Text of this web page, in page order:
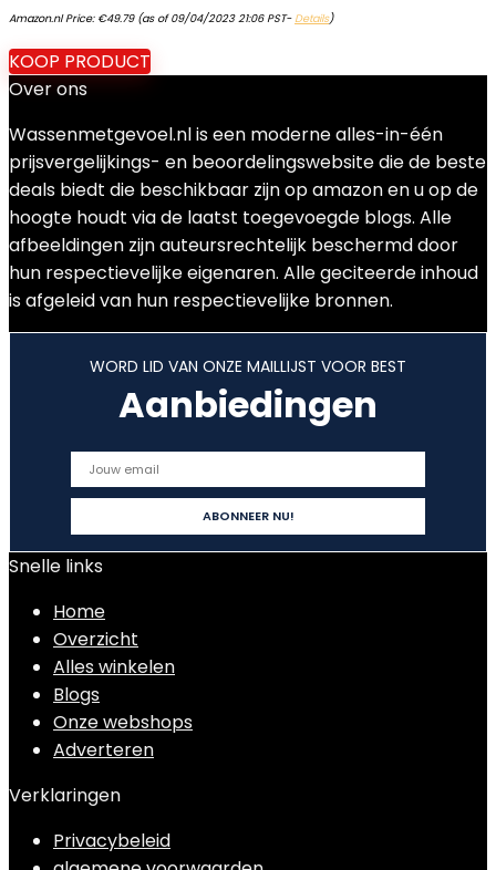
Amazon.nl Price: €49.79(as of 09/04/2023 21:06 PST- Details)
KOOP PRODUCT
Over ons
Wassenmetgevoel.nl is een moderne alles-in-één
prijsvergelijkings- en beoordelingswebsite die de beste
deals biedt die beschikbaar zijn op amazon en u op de
hoogte houdt via de laatst toegevoegde blogs. Alle
afbeeldingen zijn auteursrechtelijk beschermd door
hun respectievelijke eigenaren. Alle geciteerde inhoud
is afgeleid van hun respectievelijke bronnen.
WORD LID VAN ONZE MAILLIJST VOOR BEST
Aanbiedingen
Snelle links
Home
Overzicht
Alles winkelen
Blogs
Onze webshops
Adverteren
Verklaringen
Privacybeleid